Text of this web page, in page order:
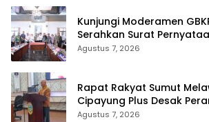
Kunjungi Moderamen
Serahkan Surat
Penyerahan Aset RSUD
Agustus 7, 2026
Rapat Rakyat Sumut
Cipayung Plus Desak
Generasi Muda Jadi
Agustus 7, 2026